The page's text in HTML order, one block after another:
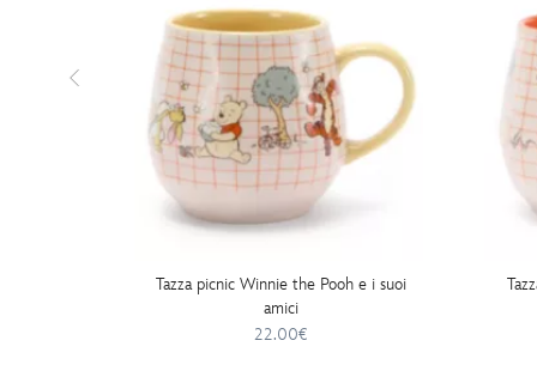
Tazza picnic Winnie the Pooh e i suoi
amici
22.00€